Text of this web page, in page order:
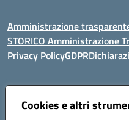
Cookies e altri
Amministrazione
STORICO Amministrazione
Privacy PolicyGDPR
Indirizzo:Piazza S. G. Bosco, 1